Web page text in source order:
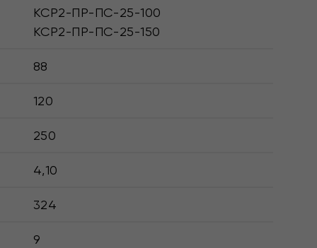
КСР2-ПР-ПС-25-100
КСР2-ПР-ПС-25-150
88
120
250
4,10
324
9